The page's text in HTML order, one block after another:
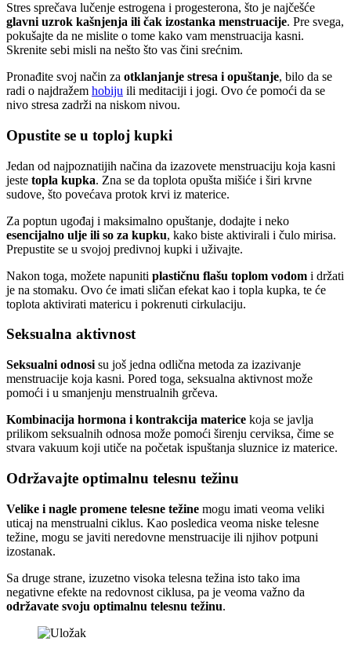
Stres sprečava lučenje estrogena i progesterona, što je najčešće
glavni uzrok kašnjenja ili čak izostanka menstruacije. Pre svega,
pokušajte da ne mislite o tome kako vam menstruacija kasni.
Skrenite sebi misli na nešto što vas čini srećnim.
Pronađite svoj način za otklanjanje stresa i opuštanje, bilo da se
radi o najdražem hobiju ili meditaciji i jogi. Ovo će pomoći da se
nivo stresa zadrži na niskom nivou.
Opustite se u toploj kupki
Jedan od najpoznatijih načina da izazovete menstruaciju koja kasni
jeste topla kupka. Zna se da toplota opušta mišiće i širi krvne
sudove, što povećava protok krvi iz materice.
Za poptun ugođaj i maksimalno opuštanje, dodajte i neko
esencijalno ulje ili so za kupku, kako biste aktivirali i čulo mirisa.
Prepustite se u svojoj predivnoj kupki i uživajte.
Nakon toga, možete napuniti plastičnu flašu toplom vodom i držati
je na stomaku. Ovo će imati sličan efekat kao i topla kupka, te će
toplota aktivirati matericu i pokrenuti cirkulaciju.
Seksualna aktivnost
Seksualni odnosi su još jedna odlična metoda za izazivanje
menstruacije koja kasni. Pored toga, seksualna aktivnost može
pomoći i u smanjenju menstrualnih grčeva.
Kombinacija hormona i kontrakcija materice koja se javlja
prilikom seksualnih odnosa može pomoći širenju cerviksa, čime se
stvara vakuum koji utiče na početak ispuštanja sluznice iz materice.
Održavajte optimalnu telesnu težinu
Velike i nagle promene telesne težine mogu imati veoma veliki
uticaj na menstrualni ciklus. Kao posledica veoma niske telesne
težine, mogu se javiti neredovne menstruacije ili njihov potpuni
izostanak.
Sa druge strane, izuzetno visoka telesna težina isto tako ima
negativne efekte na redovnost ciklusa, pa je veoma važno da
održavate svoju optimalnu telesnu težinu.